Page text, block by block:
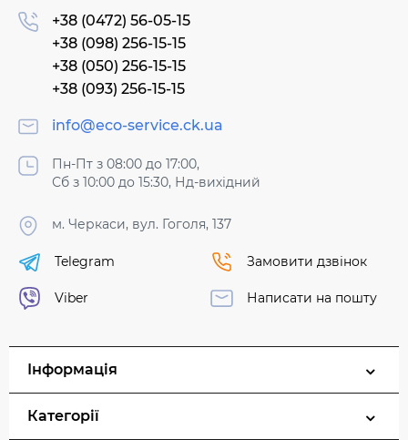
+38 (0472) 56-05-15
+38 (098) 256-15-15
+38 (050) 256-15-15
+38 (093) 256-15-15
info@eco-service.ck.ua
Пн-Пт з 08:00 до 17:00,
Сб з 10:00 до 15:30, Нд-вихідний
м. Черкаси, вул. Гоголя, 137
Telegram
Viber
Замовити дзвінок
Написати на пошту
Інформація
Категорії